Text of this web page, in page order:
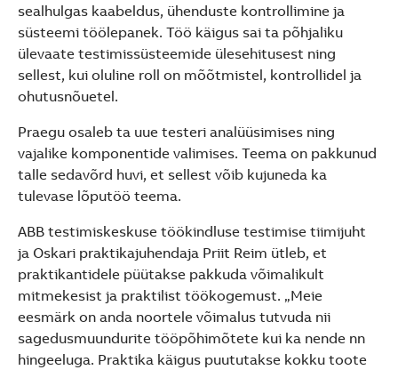
sealhulgas kaabeldus, ühenduste kontrollimine ja
süsteemi töölepanek. Töö käigus sai ta põhjaliku
ülevaate testimissüsteemide ülesehitusest ning
sellest, kui oluline roll on mõõtmistel, kontrollidel ja
ohutusnõuetel.
Praegu osaleb ta uue testeri analüüsimises ning
vajalike komponentide valimises. Teema on pakkunud
talle sedavõrd huvi, et sellest võib kujuneda ka
tulevase lõputöö teema.
ABB testimiskeskuse töökindluse testimise tiimijuht
ja Oskari praktikajuhendaja Priit Reim ütleb, et
praktikantidele püütakse pakkuda võimalikult
mitmekesist ja praktilist töökogemust. „Meie
eesmärk on anda noortele võimalus tutvuda nii
sagedusmuundurite tööpõhimõtete kui ka nende nn
hingeeluga. Praktika käigus puututakse kokku toote